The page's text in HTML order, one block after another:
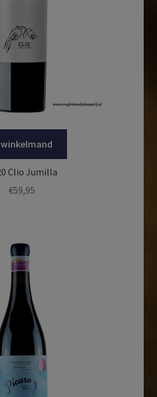
Clio Jumilla
€59,95